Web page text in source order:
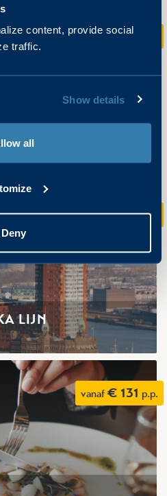
content, provide social
traffic.
Show details
all
Deny
vanaf € 209
vanaf€ 454p.n.
LIJN
vanaf € 131 p.p.